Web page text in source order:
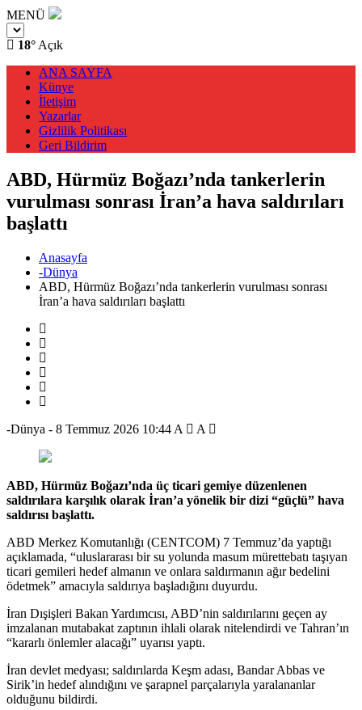
MENÜ
18° Açık
ANA SAYFA
Künye
İletişim
Yazarlar
Gizlilik Politikası
Geri Bildirim
ABD, Hürmüz Boğazı’nda tankerlerin
vurulması sonrası İran’a hava saldırıları
başlattı
Anasayfa
-Dünya
ABD, Hürmüz Boğazı’nda tankerlerin vurulması sonrası
İran’a hava saldırıları başlattı
-Dünya - 8 Temmuz 2026 10:44 A A
ABD, Hürmüz Boğazı’nda üç ticari gemiye düzenlenen
saldırılara karşılık olarak İran’a yönelik bir dizi “güçlü” hava
saldırısı başlattı.
ABD Merkez Komutanlığı (CENTCOM) 7 Temmuz’da yaptığı
açıklamada, “uluslararası bir su yolunda masum mürettebatı taşıyan
ticari gemileri hedef almanın ve onlara saldırmanın ağır bedelini
ödetmek” amacıyla saldırıya başladığını duyurdu.
İran Dışişleri Bakan Yardımcısı, ABD’nin saldırılarını geçen ay
imzalanan mutabakat zaptının ihlali olarak nitelendirdi ve Tahran’ın
“kararlı önlemler alacağı” uyarısı yaptı.
İran devlet medyası; saldırılarda Keşm adası, Bandar Abbas ve
Sirik’in hedef alındığını ve şarapnel parçalarıyla yaralananlar
olduğunu bildirdi.